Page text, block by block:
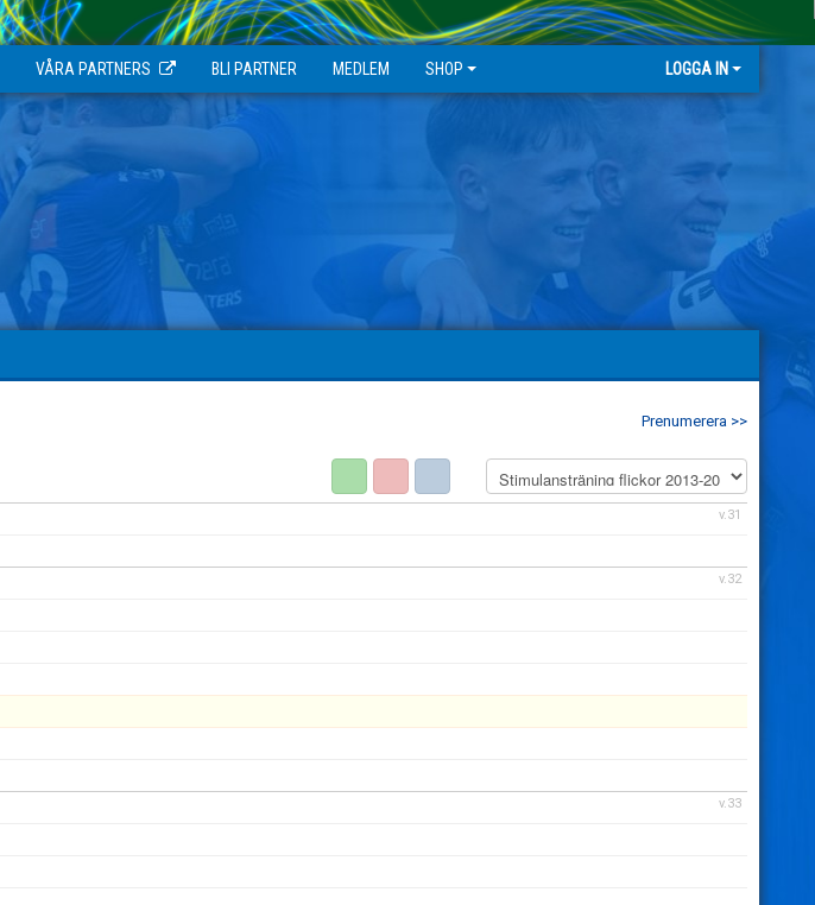
VÅRA PARTNERS BLI PARTNER MEDLEM SHOP LOGGA IN
Prenumerera >>
v.31
v.32
v.33